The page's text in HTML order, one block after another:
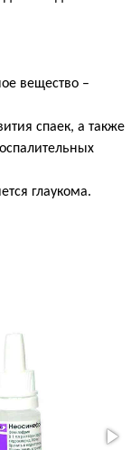
вещество –
спаек, а также
глаукома.